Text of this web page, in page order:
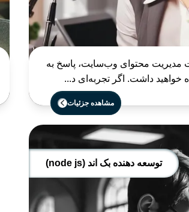
مدیریت محتوای وب‌سایت، پاسخ به
داشت. اگر تجربه‌ای د...
مشاهده جزئیات
توسعه دهنده بک اند (node js)